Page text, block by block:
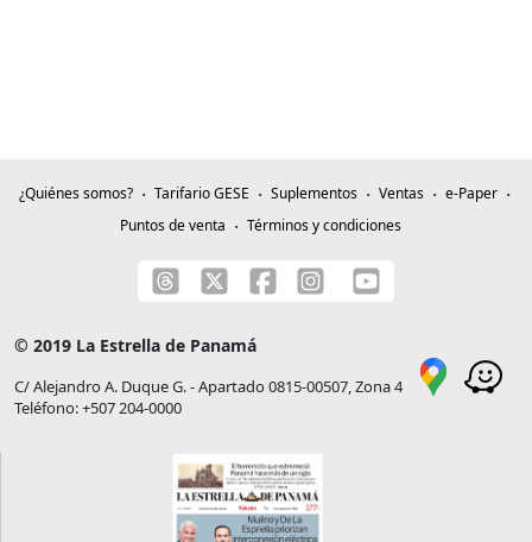
¿Quiénes somos? Tarifario GESE Suplementos Ventas
e-Paper
Puntos de venta
Términos y condiciones
© 2019 La Estrella de Panamá
C/ Alejandro A. Duque G. - Apartado 0815-00507, Zona 4
Teléfono: +507 204-0000